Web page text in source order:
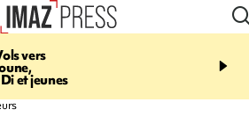
vers
et jeunes
07:22
Squale condamné à